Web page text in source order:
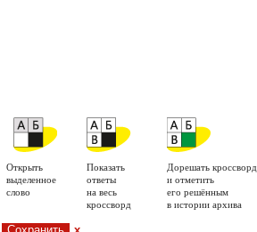
Открыть
выделенное
слово
Показать
ответы
на весь
кроссворд
Дорешать кроссворд
и отметить
его решённым
в истории архива